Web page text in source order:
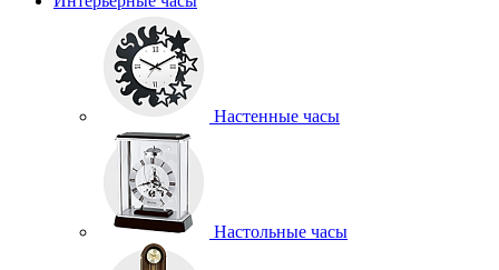
Настенные часы
Настольные часы